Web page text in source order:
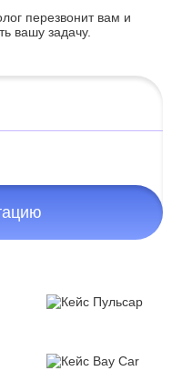
перезвонит вам и
вашу задачу.